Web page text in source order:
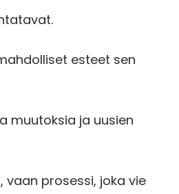
esteet sen
muutoksia ja uusien
prosessi, joka vie